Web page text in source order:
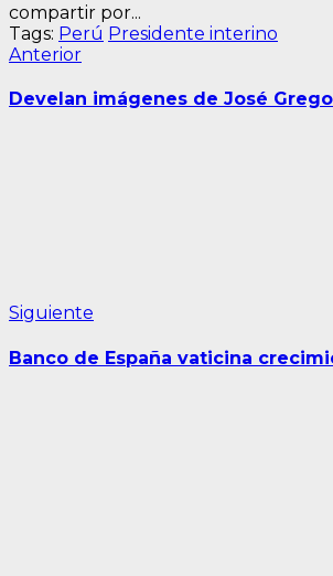
compartir por...
Tags: Perú Presidente interino
Navegación
de
AnteriorEntrada
Develan imágenes de José
Siguiente
Banco de España vaticina